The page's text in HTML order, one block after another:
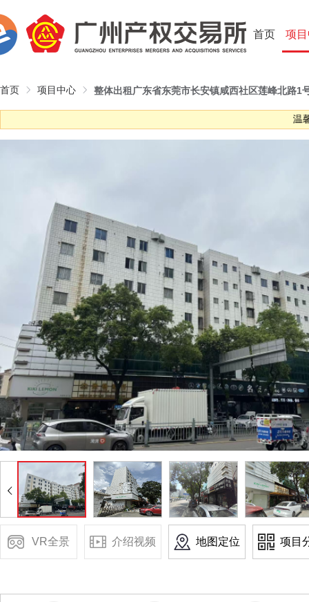
首页 项
首页 项目中心 整体出租广东省东莞市长安镇咸西社区莲峰北路1
温馨提示:
VR全景 介绍视频 地图定位 项目